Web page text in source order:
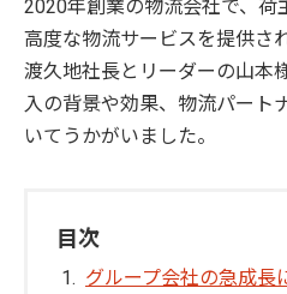
2020年創業の物流会社で、荷
高度な物流サービスを提供さ
渡久地社長とリーダーの山本
入の背景や効果、物流パート
いてうかがいました。
目次
グループ会社の急成長